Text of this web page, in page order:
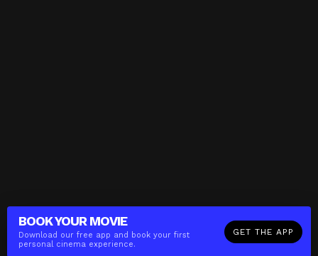
BOOK YOUR MOVIE
Download our free app and book your first
personal cinema experience.
GET THE APP